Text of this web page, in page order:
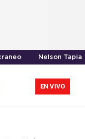
Nelson Tapia
EN VIVO